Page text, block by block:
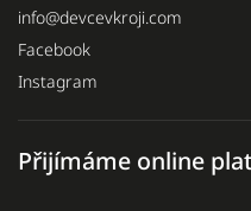
info@devcevkroji.com
Facebook
Instagram
Přijímáme online